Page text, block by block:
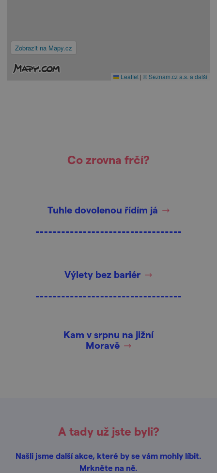
Zobrazit na Mapy.cz
Leaflet | © Seznam.cz a.s. a další
Co zrovna frčí?
Tuhle dovolenou řídím já
Výlety bez bariér
Kam v srpnu na jižní
Moravě
A tady už jste byli?
Našli jsme další akce, které by se vám mohly líbit.
Mrkněte na ně.